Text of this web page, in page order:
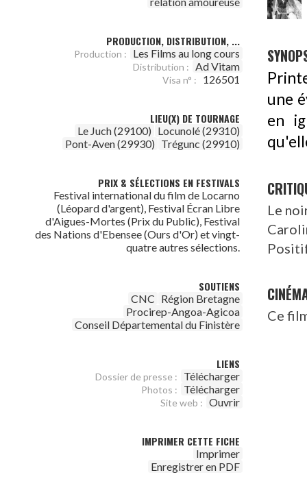
PRODUCTION, DISTRIBUTION, ...
Production : Les Films au long cours
Distribution : Ad Vitam
Visa n° : 126501
LIEU(X) DE TOURNAGE
Le Juch (29100) Locunolé (29310)
Pont-Aven (29930) Trégunc (29910)
PRIX & SÉLECTIONS EN FESTIVALS
Festival international du film de Locarno
(Léopard d'argent), Festival Écran Libre
d'Aigues-Mortes (Prix du Public), Festival
des Nations d'Ebensee (Ours d'Or) et vingt-
quatre autres sélections.
SOUTIENS
CNC Région Bretagne
Procirep-Angoa-Agicoa
Conseil Départemental du Finistère
LIENS
Dossier de presse : Télécharger
Photos : Télécharger
Site web : Ouvrir
IMPRIMER CETTE FICHE
Imprimer
Enregistrer en PDF
une
en
Le
Ce